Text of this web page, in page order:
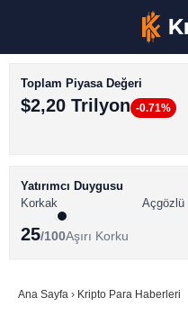
BİTCOİN HABERLERİ
ALTCOİN HABERLERİ
SÖZLÜK
Toplam Piyasa Değeri
$2,20 Trilyon -0.71%
Yatırımcı Duygusu
Korkak
Açgözlü
25/100Aşırı Korku
Ana Sayfa › Kripto Para Haberleri